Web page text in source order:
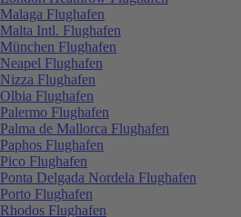
Malaga Flughafen
Malta Intl. Flughafen
München Flughafen
Neapel Flughafen
Nizza Flughafen
Olbia Flughafen
Palermo Flughafen
Palma de Mallorca Flughafen
Paphos Flughafen
Pico Flughafen
Ponta Delgada Nordela Flughafen
Porto Flughafen
Rhodos Flughafen